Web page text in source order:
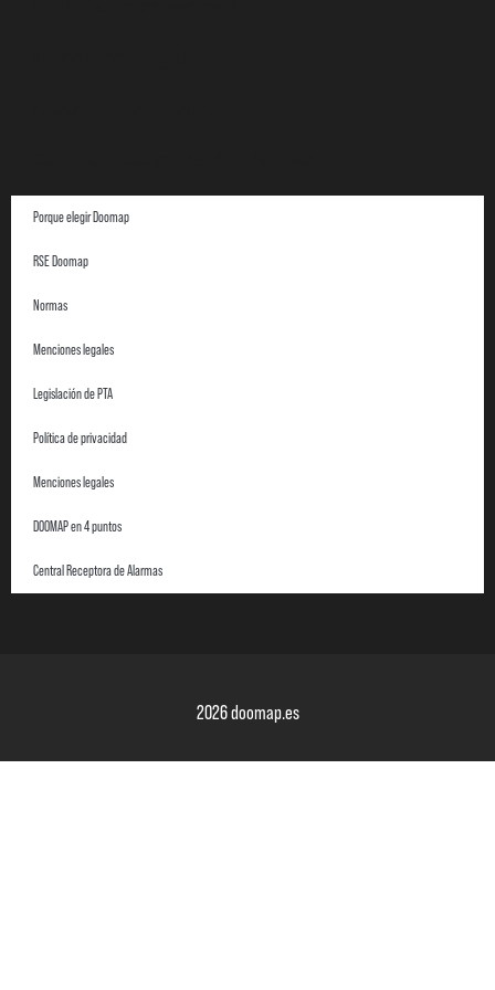
Porque elegir Doomap
RSE Doomap
Normas
Menciones legales
Legislación de PTA
Política de privacidad
Menciones legales
DOOMAP en 4 puntos
Central Receptora de Alarmas
2026 doomap.es